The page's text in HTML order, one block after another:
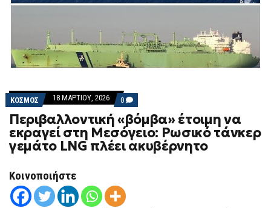
ΚΟΣΜΟΣ 18 ΜΑΡΤΊΟΥ, 2026 0 COMMENTS
ON
ΠΕΡΙΒΑΛΛΟΝΤΙΚΉ
«ΒΌΜΒΑ»
ΈΤΟΙΜΗ
ΝΑ
ΓΕΜΆΤΟ
Περιβαλλοντική «βόμβα» έτοιμη να
εκραγεί στη Μεσόγειο: Ρωσικό τάνκερ
γεμάτο LNG πλέει ακυβέρνητο
Κοινοποιήστε